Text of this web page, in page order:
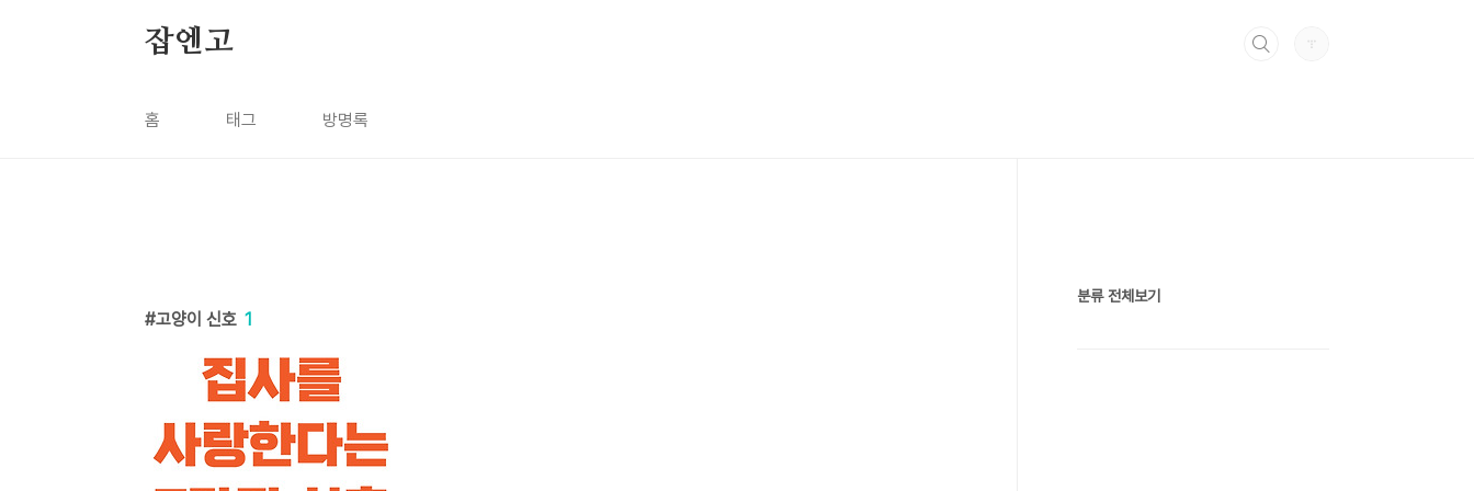
잡엔고
홈 태그 방명록
고양이 신호 1
분류 전체보기